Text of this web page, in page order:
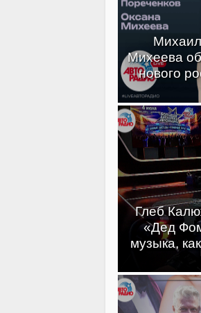
Михеева
нового
Глеб
«Дед
музыка,